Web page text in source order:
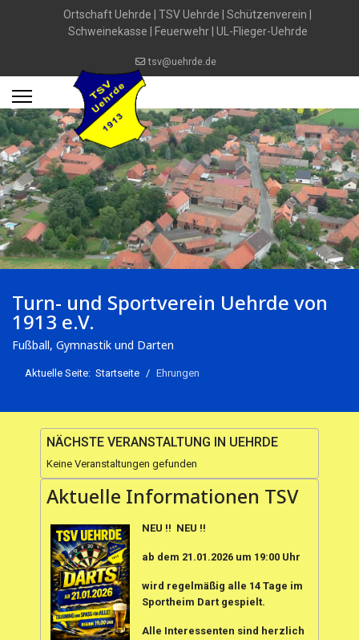
Ortschaft Uehrde TSV Uehrde Schützenverein
Schweinekasse
Feuerwehr| UL-Flieger-Uehrde
tsv@uehrde.de
Turn- und Sportverein Uehrde von
1913 e.V.
Fußball, Gymnastik und Darten
Aktuelle Seite: Startseite Ehrungen
NÄCHSTE VERANSTALTUNG IN UEHRDE
Keine Veranstaltungen gefunden
Aktuelle Informationen TSV
NEU !! NEU !!
ab dem 21.01.2026 um 19:00 Uhr
wird regelmäßig alle 14 Tage im
Sportheim Dart gespielt.
Alle Interessenten sind herzlich